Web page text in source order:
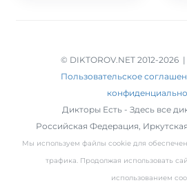
© DIKTOROV.NET 2012-2026 |
Пользовательское
Дикторы Есть - Здесь все
Российская Федерация,
Мы используем файлы cookie для
трафика. Продолжая использовать
использованием